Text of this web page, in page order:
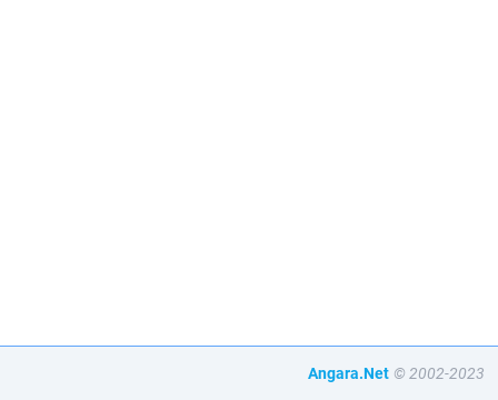
Angara.Net © 2002-2023